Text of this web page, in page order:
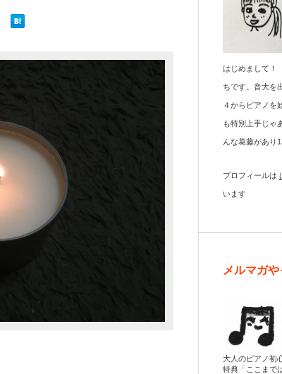
はじめまして！
ちです。音大を
４からピアノを
も特別上手じゃ
んな葛藤があり
プロフィールは
います
メルマガ
大人のピアノ初
特典「ここまで